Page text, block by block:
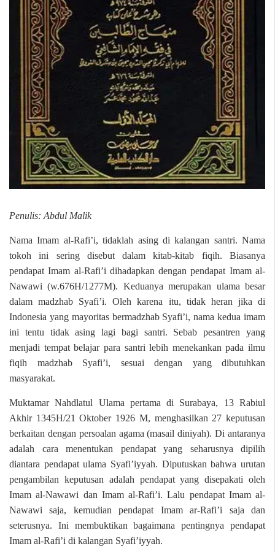
Penulis: Abdul Malik
Nama Imam al-Rafi’i, tidaklah asing di kalangan santri. Nama
tokoh ini sering disebut dalam kitab-kitab fiqih. Biasanya
pendapat Imam al-Rafi’i dihadapkan dengan pendapat Imam al-
Nawawi (w.676H/1277M). Keduanya merupakan ulama besar
dalam madzhab Syafi’i. Oleh karena itu, tidak heran jika di
Indonesia yang mayoritas bermadzhab Syafi’i, nama kedua imam
ini tentu tidak asing lagi bagi santri. Sebab pesantren yang
menjadi tempat belajar para santri lebih menekankan pada ilmu
fiqih madzhab Syafi’i, sesuai dengan yang dibutuhkan
masyarakat.
Muktamar Nahdlatul Ulama pertama di Surabaya, 13 Rabiul
Akhir 1345H/21 Oktober 1926 M, menghasilkan 27 keputusan
berkaitan dengan persoalan agama (masail diniyah). Di antaranya
adalah cara menentukan pendapat yang seharusnya dipilih
diantara pendapat ulama Syafi’iyyah. Diputuskan bahwa urutan
pengambilan keputusan adalah pendapat yang disepakati oleh
Imam al-Nawawi dan Imam al-Rafi’i. Lalu pendapat Imam al-
Nawawi saja, kemudian pendapat Imam ar-Rafi’i saja dan
seterusnya. Ini membuktikan bagaimana pentingnya pendapat
Imam al-Rafi’i di kalangan Syafi’iyyah.